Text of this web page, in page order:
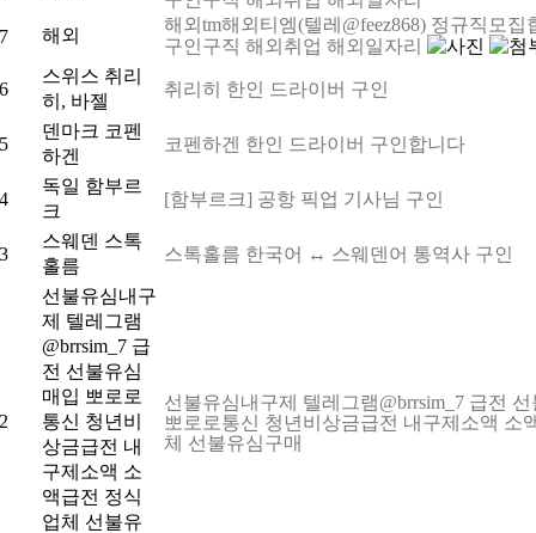
해외
해외tm해외티엠(텔레@feez868) 정규직모집
구인구직 해외취업 해외일자리
스위스 취리
히, 바젤
취리히 한인 드라이버 구인
덴마크 코펜
하겐
코펜하겐 한인 드라이버 구인합니다
독일 함부르
크
[함부르크] 공항 픽업 기사님 구인
스웨덴 스톡
홀름
스톡홀름 한국어 ↔ 스웨덴어 통역사 구인
선불유심내구
제 텔레그램
@brrsim_7 급
전 선불유심
매입 뽀로로
통신 청년비
상금급전 내
구제소액 소
액급전 정식
업체 선불유
선불유심내구제 텔레그램@brrsim_7 급전
뽀로로통신 청년비상금급전 내구제소액 소
체 선불유심구매